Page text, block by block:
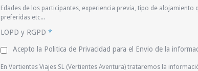
Edades de los participantes, experiencia previa, tipo de alojamiento
preferidas etc...
LOPD y RGPD *
Acepto la Politica de Privacidad para el Envio de la
En Vertientes Viajes SL (Vertientes Aventura) trataremos la